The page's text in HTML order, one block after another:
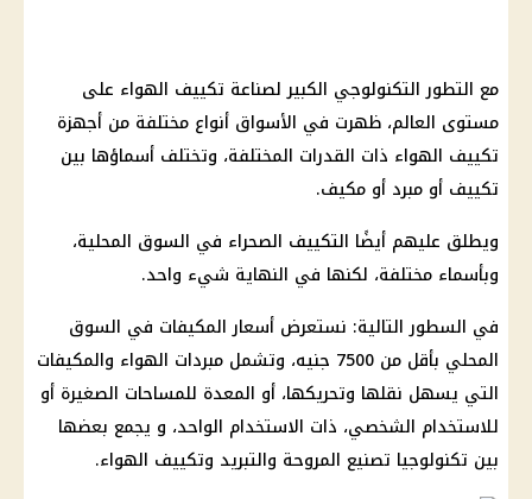
مع التطور التكنولوجي الكبير لصناعة تكييف الهواء على
مستوى العالم، ظهرت في الأسواق أنواع مختلفة من أجهزة
تكييف الهواء ذات القدرات المختلفة، وتختلف أسماؤها بين
تكييف أو مبرد أو مكيف.
ويطلق عليهم أيضًا التكييف الصحراء في السوق المحلية،
وبأسماء مختلفة، لكنها في النهاية شيء واحد.
في السطور التالية: نستعرض أسعارالمكيفات في السوق
المحلي
بأقل من 7500 جنيه، وتشمل مبردات الهواء والمكيفات
التي يسهل نقلها وتحريكها، أو المعدة للمساحات الصغيرة أو
للاستخدام الشخصي، ذات الاستخدام الواحد، و يجمع بعضها
بين تكنولوجيا تصنيع المروحة والتبريد وتكييف الهواء.